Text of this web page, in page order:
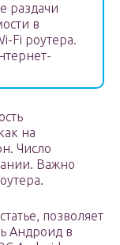
раздачи
в
Fi роутера.
на
Число
Важно
позволяет
Андроид в